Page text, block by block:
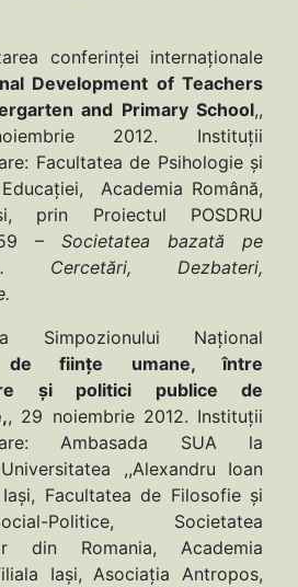
conferinţei internaţionale
Development of Teachers
and Primary School,,
2012. Instituţii
Facultatea de Psihologie şi
Academia Română,
prin Proiectul POSDRU
– Societatea bazată pe
Cercetări, Dezbateri,
Simpozionului Naţional
de fiinţe umane, între
şi politici publice de
, 29 noiembrie 2012. Instituţii
Ambasada SUA la
,,Alexandru Ioan
Facultatea de Filosofie şi
Politice, Societatea
din Romania, Academia
Iaşi, Asociaţia Antropos,